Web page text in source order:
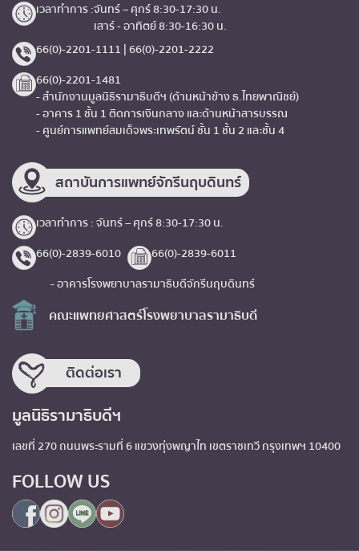
เวลาทำการ :จันทร์ – ศุกร์ 8:30-17:30 น.
เสาร์ - อาทิตย์ 8:30-16:30 น.
66(0)-2201-1111 | 66(0)-2201-2222
66(0)-2201-1481
- สำนักงานมูลนิธิรามาธิบดีฯ (ด้านหน้าข้าง ธ.ไทยพาณิชย์)
- อาคาร 1 ชั้น 1 ติดการเงินกลาง และด้านหน้าสารบรรณ
- ศูนย์การแพทย์สมเด็จพระเทพรัตน์ ชั้น 1 ชั้น 2 และชั้น 4
สถาบันการแพทย์จักรีนฤบดินทร์
เวลาทำการ : จันทร์ – ศุกร์ 8:30-17:30 น.
66(0)-2839-6010
66(0)-2839-6011
- อาคารโรงพยาบาลรามาธิบดีจักรีนฤบดินทร์
คณะแพทยศาสตร์โรงพยาบาลรามาธิบดี
ติดต่อเรา
มูลนิธิรามาธิบดีฯ
เลขที่ 270 ถนนพระรามที่ 6 แขวงทุ่งพญาไท เขตราชเทวี กรุงเทพฯ 10400
FOLLOW US